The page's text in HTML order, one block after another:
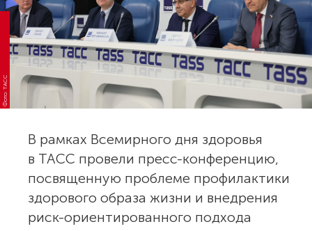
Фото: ТАСС
В рамках Всемирного дня здоровья
в ТАСС провели пресс-конференцию,
посвященную проблеме профилактики
здорового образа жизни и внедрения
риск-ориентированного подхода